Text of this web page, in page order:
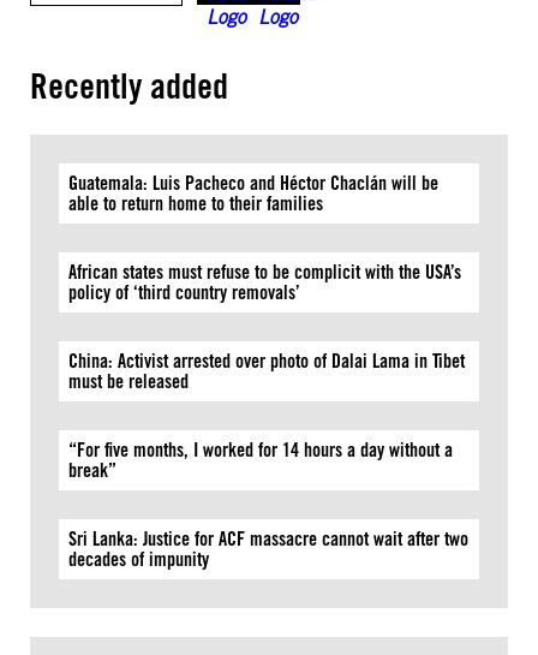
Recently added
Guatemala: Luis Pacheco and Héctor Chaclán will be
able to return home to their families
African states must refuse to be complicit with the USA’s
policy of ‘third country removals’
China: Activist arrested over photo of Dalai Lama in Tibet
must be released
“For five months, I worked for 14 hours a day without a
break”
Sri Lanka: Justice for ACF massacre cannot wait after two
decades of impunity